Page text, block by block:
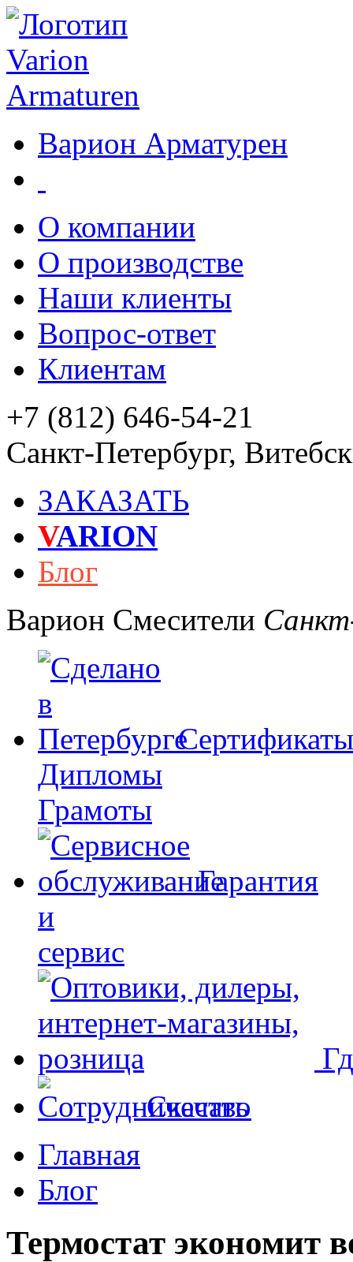
Варион Арматурен
О компании
О производстве
Наши клиенты
Вопрос-ответ
Клиентам
+7 (812) 646-54-21
Санкт-Петербург,
ЗАКАЗАТЬ
VARION
Блог
Варион Смесители
Сертификаты
Дипломы
Грамоты
Гарантия
и
сервис
Скачать
Главная
Блог
Термостат экономит